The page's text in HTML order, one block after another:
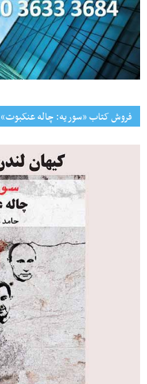
فروش کتاب «سوریه: چاله عنکبوت»